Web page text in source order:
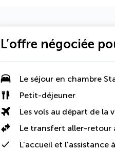
L’offre négociée
Le séjour en chambre
Petit-déjeuner
Les vols au départ de la
Le transfert aller-retour
L'accueil et l'assistance